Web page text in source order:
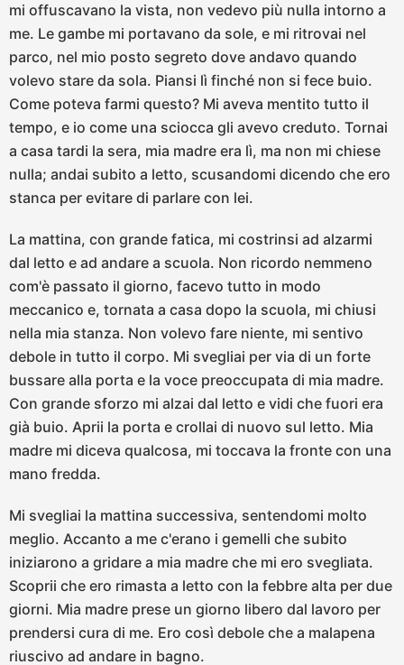
mi offuscavano la vista, non vedevo più nulla intorno a
me. Le gambe mi portavano da sole, e mi ritrovai nel
parco, nel mio posto segreto dove andavo quando
volevo stare da sola. Piansi lì finché non si fece buio.
Come poteva farmi questo? Mi aveva mentito tutto il
tempo, e io come una sciocca gli avevo creduto. Tornai
a casa tardi la sera, mia madre era lì, ma non mi chiese
nulla; andai subito a letto, scusandomi dicendo che ero
stanca per evitare di parlare con lei.
La mattina, con grande fatica, mi costrinsi ad alzarmi
dal letto e ad andare a scuola. Non ricordo nemmeno
com'è passato il giorno, facevo tutto in modo
meccanico e, tornata a casa dopo la scuola, mi chiusi
nella mia stanza. Non volevo fare niente, mi sentivo
debole in tutto il corpo. Mi svegliai per via di un forte
bussare alla porta e la voce preoccupata di mia madre.
Con grande sforzo mi alzai dal letto e vidi che fuori era
già buio. Aprii la porta e crollai di nuovo sul letto. Mia
madre mi diceva qualcosa, mi toccava la fronte con una
mano fredda.
Mi svegliai la mattina successiva, sentendomi molto
meglio. Accanto a me c'erano i gemelli che subito
iniziarono a gridare a mia madre che mi ero svegliata.
Scoprii che ero rimasta a letto con la febbre alta per due
giorni. Mia madre prese un giorno libero dal lavoro per
prendersi cura di me. Ero così debole che a malapena
riuscivo ad andare in bagno.